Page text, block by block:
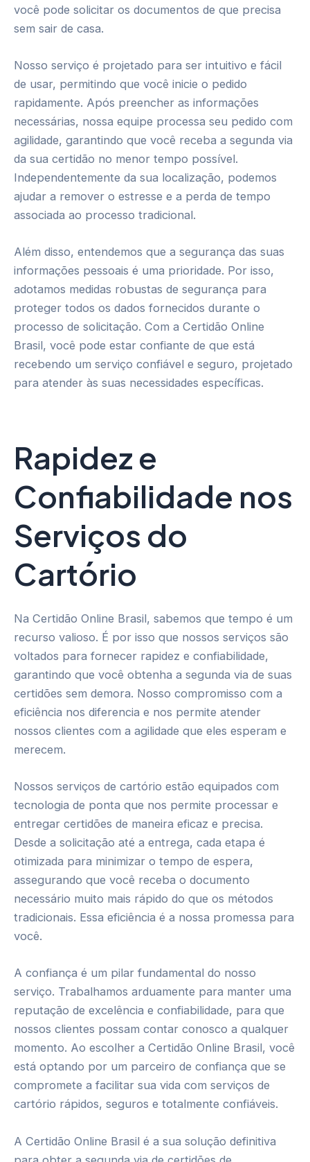
você pode solicitar os documentos de que precisa
sem sair de casa.
Nosso serviço é projetado para ser intuitivo e fácil
de usar, permitindo que você inicie o pedido
rapidamente. Após preencher as informações
necessárias, nossa equipe processa seu pedido com
agilidade, garantindo que você receba a segunda via
da sua certidão no menor tempo possível.
Independentemente da sua localização, podemos
ajudar a remover o estresse e a perda de tempo
associada ao processo tradicional.
Além disso, entendemos que a segurança das suas
informações pessoais é uma prioridade. Por isso,
adotamos medidas robustas de segurança para
proteger todos os dados fornecidos durante o
processo de solicitação. Com a Certidão Online
Brasil, você pode estar confiante de que está
recebendo um serviço confiável e seguro, projetado
para atender às suas necessidades específicas.
Rapidez e
Confiabilidade nos
Serviços do
Cartório
Na Certidão Online Brasil, sabemos que tempo é um
recurso valioso. É por isso que nossos serviços são
voltados para fornecer rapidez e confiabilidade,
garantindo que você obtenha a segunda via de suas
certidões sem demora. Nosso compromisso com a
eficiência nos diferencia e nos permite atender
nossos clientes com a agilidade que eles esperam e
merecem.
Nossos serviços de cartório estão equipados com
tecnologia de ponta que nos permite processar e
entregar certidões de maneira eficaz e precisa.
Desde a solicitação até a entrega, cada etapa é
otimizada para minimizar o tempo de espera,
assegurando que você receba o documento
necessário muito mais rápido do que os métodos
tradicionais. Essa eficiência é a nossa promessa para
você.
A confiança é um pilar fundamental do nosso
serviço. Trabalhamos arduamente para manter uma
reputação de excelência e confiabilidade, para que
nossos clientes possam contar conosco a qualquer
momento. Ao escolher a Certidão Online Brasil, você
está optando por um parceiro de confiança que se
compromete a facilitar sua vida com serviços de
cartório rápidos, seguros e totalmente confiáveis.
A Certidão Online Brasil é a sua solução definitiva